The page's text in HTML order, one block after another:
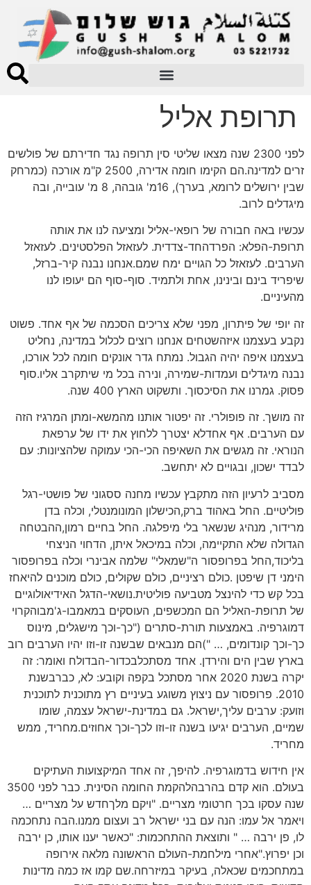
תרופת אליל
לפני 2300 שנה מצאו שליטי סין תרופה נגד חדירתם של פולשים
זרים למדינה.הם הקימו חומה אדירה, 2500 ק"מ אורכה (כמרחק
שבין ירושלים לרומא, בערך), 16מ' גובהה, 8 מ' עובייה, ובה
מיגדלים לרוב.
עכשיו באה חבורה של רופאי-אליל ומציעה לנו את אותה
תרופת-הפלא: הפרדהחד-צדדית. לעזאזל הפלסטינים. לעזאזל
הערבים. לעזאזל כל הגויים ימח שמם.אנחנו נבנה קיר-ברזל,
שיפריד בינם ובינינו, אחת ולתמיד. סוף-סוף הם יעופו לנו
מהעיניים.
זה יופי של פיתרון, מפני שלא צריכים הסכמה של אף אחד. פשוט
נקבע בעצמנו איזהשטחים אנחנו רוצים לכלול במדינה, נחליט
בעצמנו איפה יהיה הגבול. נמתח גדר אונקים חומה לכל אורכו,
נבנה מיגדלים ועמדות-שמירה, ונירה בכל מי שיתקרב אליו.סוף
פסוק. גמרנו את הסיכסוך. ותשקוט הארץ 400 שנה.
זה מושך. זה פופולרי. זה יפטור אותנו מהמשא-ומתן המרגיז הזה
עם הערבים. אף אחדלא יצטרך ללחוץ את ידו של ערפאת
הנוראי. זה מגשים את השאיפה הכי-הכי עמוקה שלהציונות: עם
לבדד ישכון, ובגויים לא יתחשב.
מסביב לרעיון הזה מתקבץ עכשיו מחנה ססגוני של פושטי-רגל
פוליטיים. החל באהוד ברק,הכישלון המונומנטלי, וכלה בדן
מרידור, מנהיג שנשאר בלי מיפלגה. החל בחיים רמון,ההבטחה
הגדולה שלא התקיימה, וכלה במיכאל איתן, הדחוי הניצחי
בליכוד,החל בפרופסור ה"שמאלי" שלמה אבינרי וכלה בפרופסור
הימני דן שיפטן .כולם רציניים, כולם שקולים, כולם מוכנים להיאחז
בכל קש כדי להינצל מטביעה פוליטית.נושאי-הדגל האידיאולוגיים
של תרופת-האליל הם המכשפים, העוסקים במאמבו-ג'מבוהקרוי
דמוגרפיה. באמצעות תורת-סתרים ("כך-וכך מישגלים, מינוס
כך-וכך קונדומים, … ")הם מנבאים שבשנה זו-וזו יהיו הערבים רוב
בארץ שבין הים והירדן. אחד מסתכלבכדור-הבדולח ואומר: זה
יקרה בשנת 2020 אחר מסתכל בקפה וקובע: לא, כברבשנת
2010. פרופסור עם ניצוץ משוגע בעיניים רץ מתוכנית לתוכנית
וזועק: ערבים עליך,ישראל. גם במדינת-ישראל עצמה, שומו
שמיים, הערבים יגיעו בשנה זו-וזו לכך-וכך אחוזים.מחריד, ממש
מחריד.
אין חידוש בדמוגרפיה. להיפך, זה אחד המיקצועות העתיקים
בעולם. הוא קדם בהרבהלהקמת החומה הסינית. כבר לפני 3500
שנה עסקו בכך חרטומי מצריים. "ויקם מלךחדש על מצריים …
ויאמר אל עמו: הנה עם בני ישראל רב ועצום ממנו.הבה נתחכמה
לו, פן ירבה … " ותוצאת ההתחכמות: "כאשר יענו אותו, כן ירבה
וכן יפרוץ."אחרי מילחמת-העולם הראשונה מלאה אירופה
במתחכמים שכאלה, בעיקר במיזרחה.שם קמו אז כמה מדינות